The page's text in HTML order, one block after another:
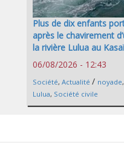
Plus de dix enfants
après le chavirement
la rivière Lulua au
06/08/2026 - 12:43
Société, Actualité / noyade,
Lulua, Société civile